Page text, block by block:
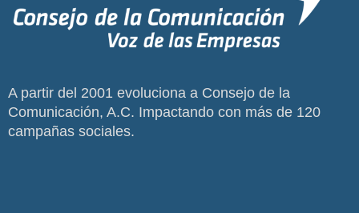
A partir del 2001 evoluciona a Consejo de la
Comunicación, A.C. Impactando con más de 120
campañas sociales.